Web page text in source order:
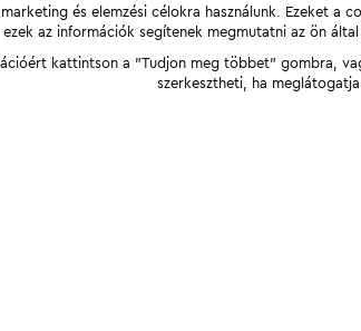
és elemzési célokra használunk. Ezeket a
ezek az információk segítenek megmutatni az ön
kattintson a "Tudjon meg többet" gombra,
szerkesztheti, ha